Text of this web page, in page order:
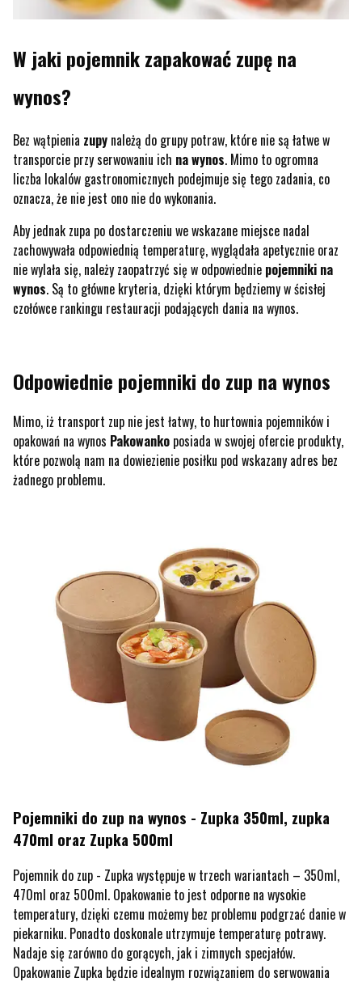
W jaki pojemnik zapakować zupę na
wynos?
Bez wątpienia zupy należą do grupy potraw, które nie są łatwe w
transporcie przy serwowaniu ich na wynos. Mimo to ogromna
liczba lokalów gastronomicznych podejmuje się tego zadania, co
oznacza, że nie jest ono nie do wykonania.
Aby jednak zupa po dostarczeniu we wskazane miejsce nadal
zachowywała odpowiednią temperaturę, wyglądała apetycznie oraz
nie wylała się, należy zaopatrzyć się w odpowiednie pojemniki na
wynos. Są to główne kryteria, dzięki którym będziemy w ścisłej
czołówce rankingu restauracji podających dania na wynos.
Odpowiednie pojemniki do zup na wynos
Mimo, iż transport zup nie jest łatwy, to hurtownia pojemników i
opakowań na wynos Pakowanko posiada w swojej ofercie produkty,
które pozwolą nam na dowiezienie posiłku pod wskazany adres bez
żadnego problemu.
Pojemniki do zup na wynos - Zupka 350ml, zupka
470ml oraz Zupka 500ml
Pojemnik do zup - Zupka występuje w trzech wariantach – 350ml,
470ml oraz 500ml. Opakowanie to jest odporne na wysokie
temperatury, dzięki czemu możemy bez problemu podgrzać danie w
piekarniku. Ponadto doskonale utrzymuje temperaturę potrawy.
Nadaje się zarówno do gorących, jak i zimnych specjałów.
Opakowanie Zupka będzie idealnym rozwiązaniem do serwowania